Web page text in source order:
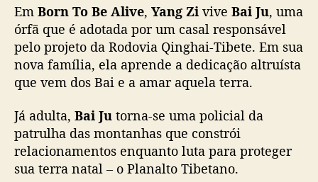
e
H
u
G
e
e
“
B
o
r
Zhou You & more, announces Jan 30
premiere on CCTV-8 & iQIYI#生命树
pic.twitter.com/EA1p7SSP8Z
— cdrama tweets (@dramapotatoe)January
Em Born To Be Alive, Yang Zi vive Bai Ju, uma
órfã que é adotada por um casal responsável
pelo projeto da Rodovia Qinghai-Tibete. Em sua
nova família, ela aprende a dedicação altruísta
que vem dos Bai e a amar aquela terra.
Já adulta, Bai Ju torna-se uma policial da
patrulha das montanhas que constrói
relacionamentos enquanto luta para proteger
sua terra natal – o Planalto Tibetano.